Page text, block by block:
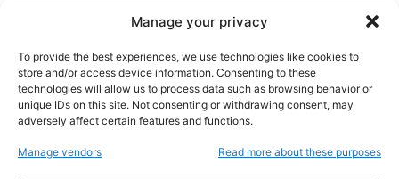
Manage your privacy
To provide the best experiences, we use technologies like cookies to
store and/or access device information. Consenting to these
technologies will allow us to process data such as browsing behavior or
unique IDs on this site. Not consenting or withdrawing consent, may
adversely affect certain features and functions.
Manage vendors Read more about these purposes
dipendenza militare europea dagli Stati Uniti;
divergenze economiche tra i possibili membri;
rischio di ritorsioni commerciali da parte di Washington
e Pechino;
assenza di una vera leadership egemone all’interno del